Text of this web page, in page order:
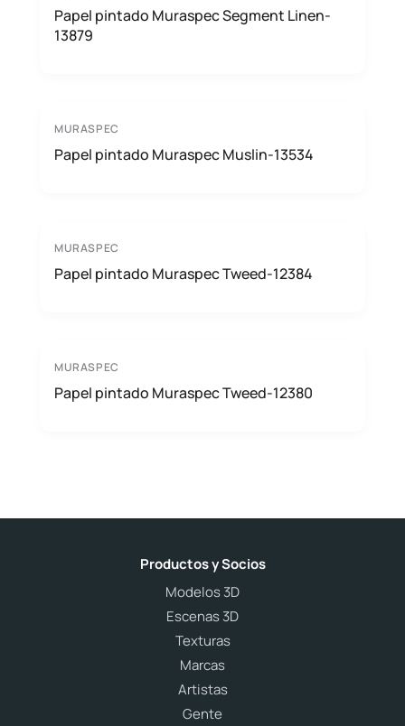
Papel pintado Muraspec Segment Linen-
13879
MURASPEC
Papel pintado Muraspec Muslin-13534
MURASPEC
Papel pintado Muraspec Tweed-12384
MURASPEC
Papel pintado Muraspec Tweed-12380
Productos y Socios
Modelos 3D
Escenas 3D
Texturas
Marcas
Artistas
Gente